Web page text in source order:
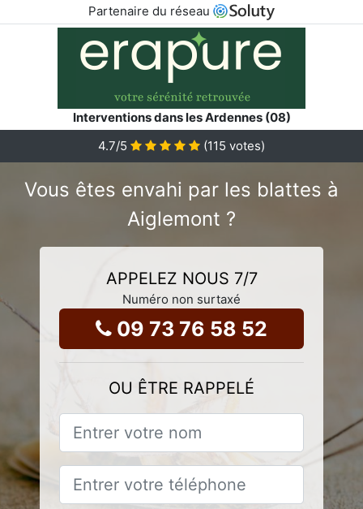
Partenaire du réseau
Interventions dans les Ardennes (08)
4.7/5 (115 votes)
Vous êtes envahi par les blattes à
Aiglemont ?
APPELEZ NOUS 7/7
Numéro non surtaxé
09 73 76 58 52
OU ÊTRE RAPPELÉ